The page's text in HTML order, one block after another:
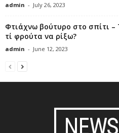
admin - July 26, 2023
Φτιάχνω βούτυρο στο σπίτι –
τί φρούτα να ρίξω?
admin - June 12, 2023